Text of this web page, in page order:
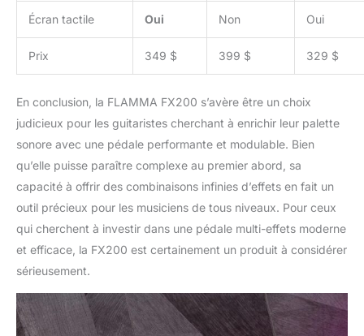
Écran tactile Oui Non Oui
Prix 349 $ 399 $ 329 $
En conclusion, la FLAMMA FX200 s’avère être un choix
judicieux pour les guitaristes cherchant à enrichir leur palette
sonore avec une pédale performante et modulable. Bien
qu’elle puisse paraître complexe au premier abord, sa
capacité à offrir des combinaisons infinies d’effets en fait un
outil précieux pour les musiciens de tous niveaux. Pour ceux
qui cherchent à investir dans une pédale multi-effets moderne
et efficace, la FX200 est certainement un produit à considérer
sérieusement.